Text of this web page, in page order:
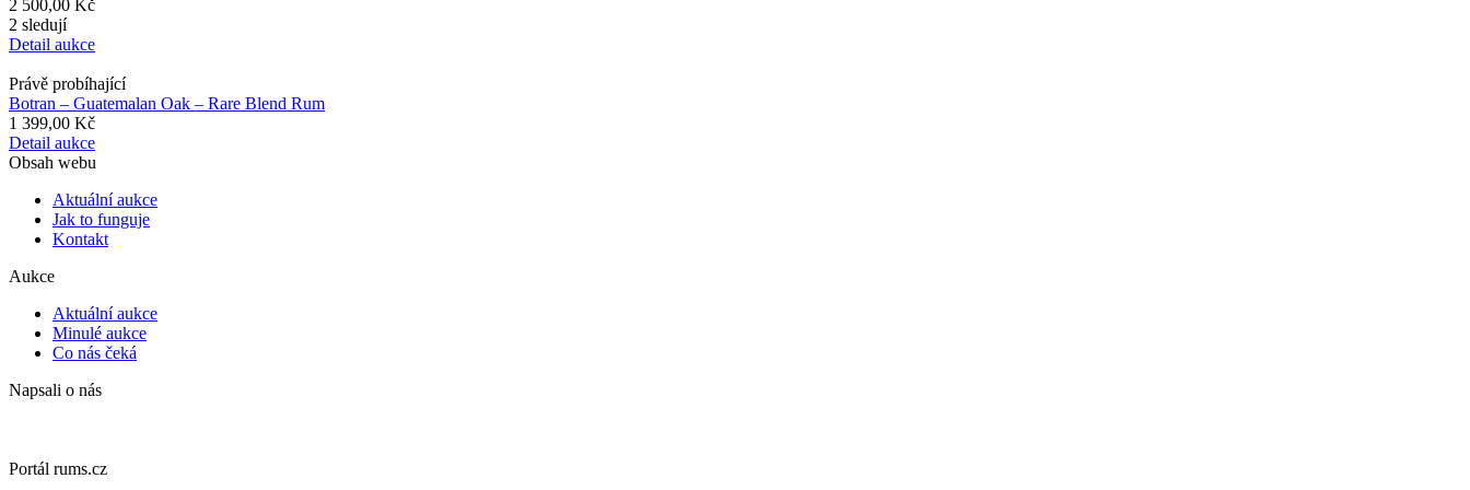
2 500,00 Kč
2 sledují
Detail aukce
Právě probíhající
Botran – Guatemalan Oak – Rare Blend Rum
1 399,00 Kč
Detail aukce
Obsah webu
Aktuální aukce
Jak to funguje
Kontakt
Aukce
Aktuální aukce
Minulé aukce
Co nás čeká
Napsali o nás
Portál rums.cz